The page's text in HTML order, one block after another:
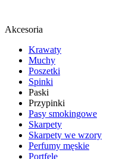
Akcesoria
Krawaty
Muchy
Poszetki
Spinki
Paski
Przypinki
Pasy smokingowe
Skarpety
Skarpety we wzory
Perfumy męskie
Portfele